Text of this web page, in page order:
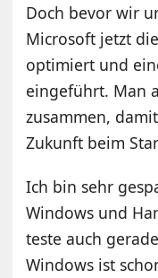
Doch bevor wir
Microsoft jetzt
optimiert und
eingeführt. Man
zusammen,
Zukunft beim
Ich bin sehr
Windows und
teste auch
Windows ist